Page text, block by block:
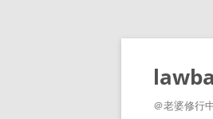
コ
テ
ン
ツ
へ
ス
＠老婆修行